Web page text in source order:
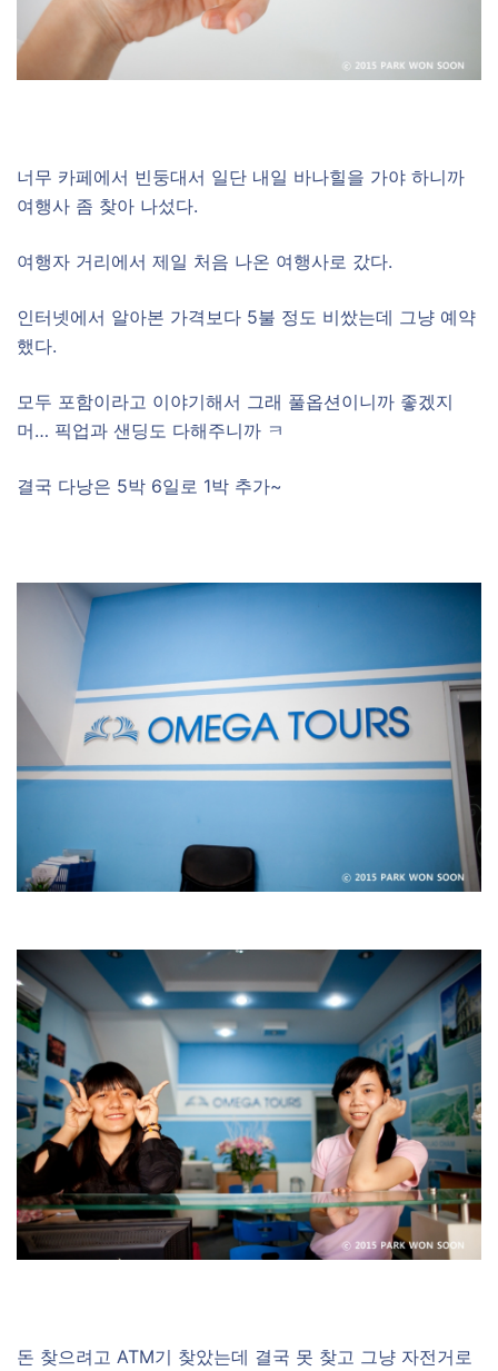
너무 카페에서 빈둥대서 일단 내일 바나힐을 가야 하니까
여행사 좀 찾아 나섰다.
여행자 거리에서 제일 처음 나온 여행사로 갔다.
인터넷에서 알아본 가격보다 5불 정도 비쌌는데 그냥 예약
했다.
모두 포함이라고 이야기해서 그래 풀옵션이니까 좋겠지
머… 픽업과 샌딩도 다해주니까 ㅋ
결국 다낭은 5박 6일로 1박 추가~
돈 찾으려고 ATM기 찾았는데 결국 못 찾고 그냥 자전거로